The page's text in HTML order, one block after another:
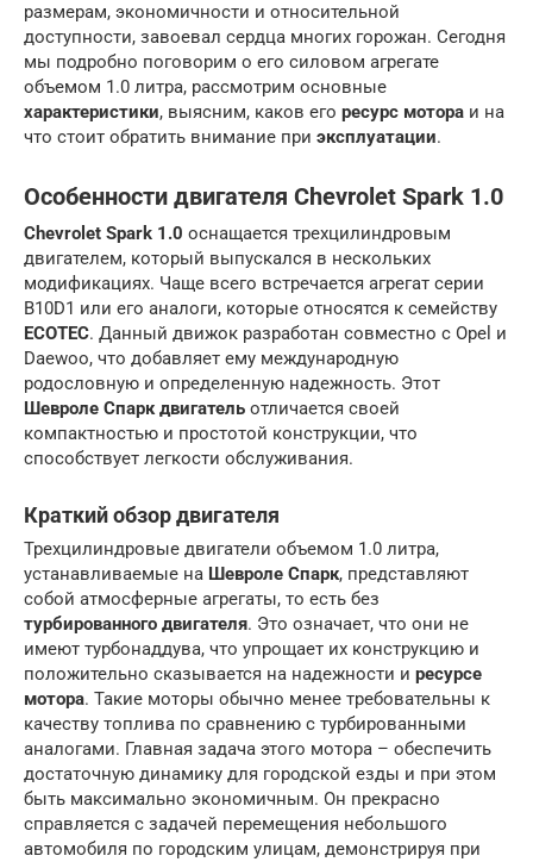
размерам, экономичности и относительной
доступности, завоевал сердца многих горожан. Сегодня
мы подробно поговорим о его силовом агрегате
объемом 1.0 литра, рассмотрим основные
характеристики, выясним, каков его ресурс мотора и на
что стоит обратить внимание при эксплуатации.
Особенности двигателя Chevrolet Spark 1.0
Chevrolet Spark 1.0 оснащается трехцилиндровым
двигателем, который выпускался в нескольких
модификациях. Чаще всего встречается агрегат серии
B10D1 или его аналоги, которые относятся к семейству
ECOTEC. Данный движок разработан совместно с Opel и
Daewoo, что добавляет ему международную
родословную и определенную надежность. Этот
Шевроле Спарк двигатель отличается своей
компактностью и простотой конструкции, что
способствует легкости обслуживания.
Краткий обзор двигателя
Трехцилиндровые двигатели объемом 1.0 литра,
устанавливаемые на Шевроле Спарк, представляют
собой атмосферные агрегаты, то есть без
турбированного двигателя. Это означает, что они не
имеют турбонаддува, что упрощает их конструкцию и
положительно сказывается на надежности и ресурсе
мотора. Такие моторы обычно менее требовательны к
качеству топлива по сравнению с турбированными
аналогами. Главная задача этого мотора – обеспечить
достаточную динамику для городской езды и при этом
быть максимально экономичным. Он прекрасно
справляется с задачей перемещения небольшого
автомобиля по городским улицам, демонстрируя при